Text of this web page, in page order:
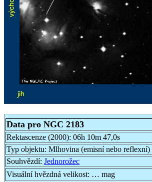
Data pro NGC 2183
Rektascenze (2000): 06h 10m 47,0s
Typ objektu: Mlhovina (emisní nebo reflexní)
Souhvězdí: Jednorožec
Visuální hvězdná velikost: … mag